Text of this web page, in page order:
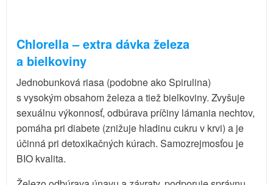
Chlorella – extra dávka železa
a bielkoviny
Jednobunková riasa (podobne ako Spirulina)
s vysokým obsahom železa a tiež bielkoviny. Zvyšuje
sexuálnu výkonnosť, odbúrava príčiny lámania nechtov,
pomáha pri diabete (znižuje hladinu cukru v krvi) a je
účinná pri detoxikačných kúrach. Samozrejmosťou je
BIO kvalita.